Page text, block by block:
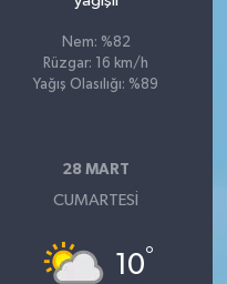
Nem: %82
Rüzgar: 16 km/h
Yağış Olasılığı: %89
28 MART
CUMARTESI
10°